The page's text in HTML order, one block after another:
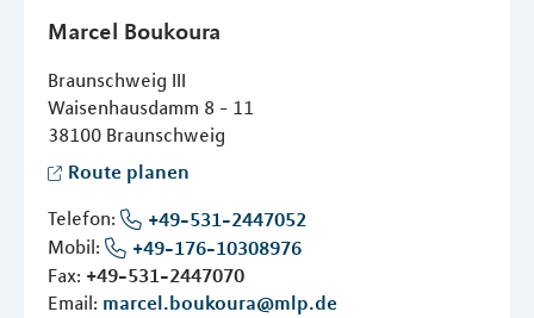
Marcel Boukoura
Braunschweig III
Waisenhausdamm 8 - 11
38100 Braunschweig
Route planen
Telefon:
+49-531-2447052
Mobil:
+49-176-10308976
Fax: +49-531-2447070
Email: marcel.boukoura@mlp.de